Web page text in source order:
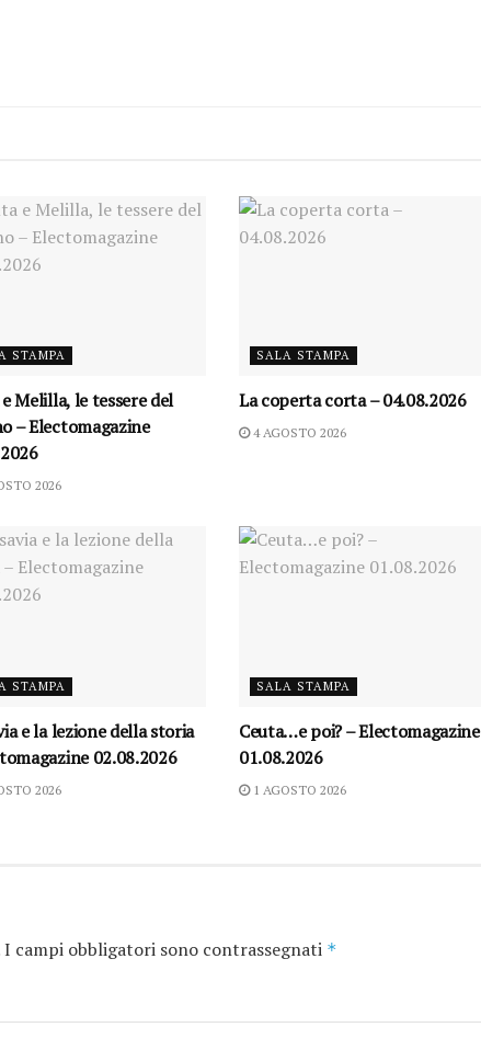
STAMPA
Melilla, le tessere del
– Electomagazine
2026
SALA STAMPA
La coperta corta – 04.08.2026
4 AGOSTO 2026
STAMPA
e la lezione della storia
02.08.2026
2026
SALA STAMPA
Ceuta…e poi? – Electomagazine
01.08.2026
1 AGOSTO 2026
I campi obbligatori sono contrassegnati *